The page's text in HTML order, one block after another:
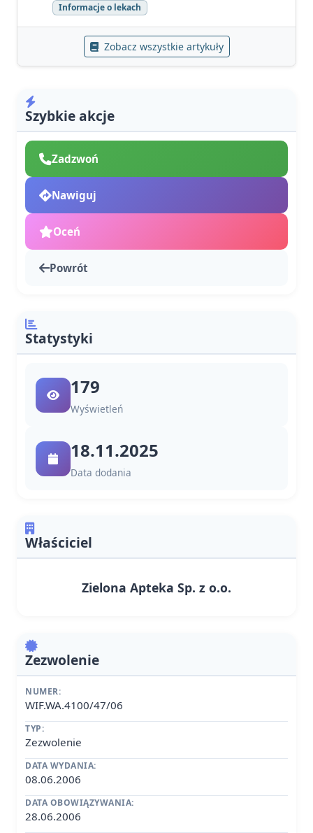
Informacje o lekach
Zobacz wszystkie artykuły
Szybkie akcje
Zadzwoń
Nawiguj
Oceń
Powrót
Statystyki
179
Wyświetleń
18.11.2025
Data dodania
Właściciel
Zielona Apteka Sp. z o.o.
Zezwolenie
NUMER:
WIF.WA.4100/47/06
TYP:
Zezwolenie
DATA WYDANIA:
08.06.2006
DATA OBOWIĄZYWANIA:
28.06.2006